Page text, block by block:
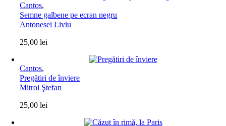
Cantos,
Semne galbene pe ecran negru
Antonesei Liviu
25,00lei
Cantos,
Pregătiri de înviere
Mitroi Ştefan
25,00lei